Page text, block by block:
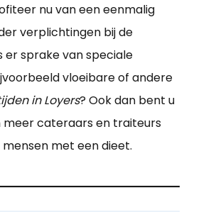
nu van een eenmalig
verplichtingen bij de
er sprake van speciale
vloeibare of andere
in Loyers? Ook dan bent u
meer cateraars en traiteurs
met een dieet.